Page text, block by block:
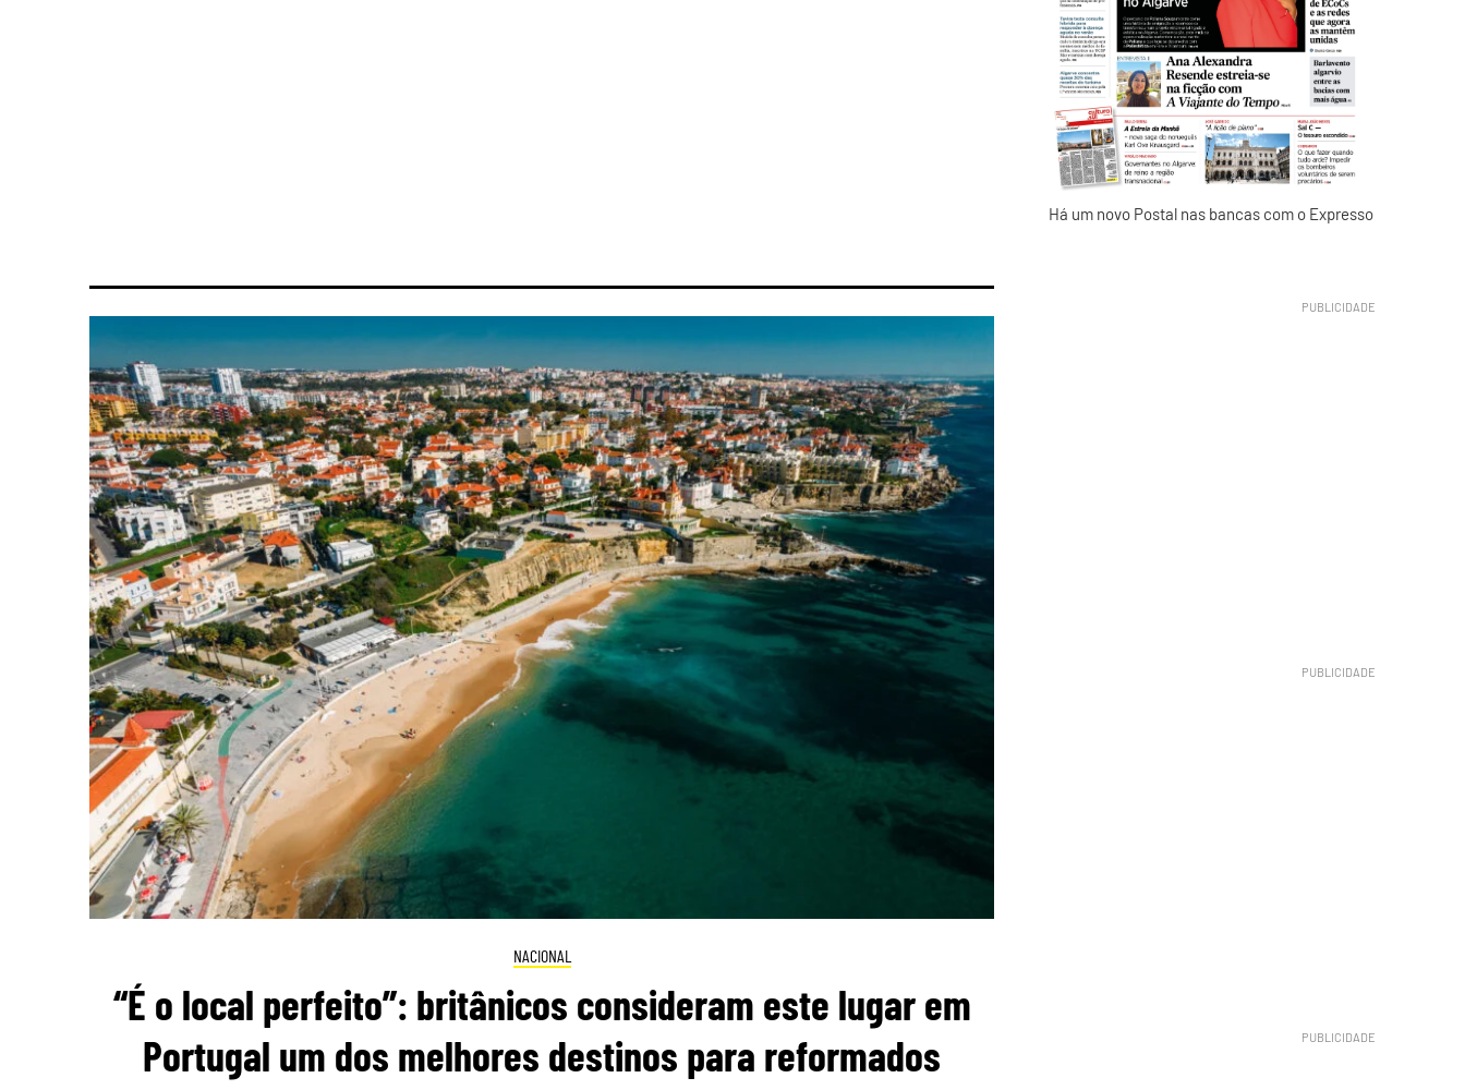
NACIONAL
“É o local perfeito”: britânicos consideram este lugar em
Portugal um dos melhores destinos para reformados
Há um novo Postal nas bancas com o Expresso